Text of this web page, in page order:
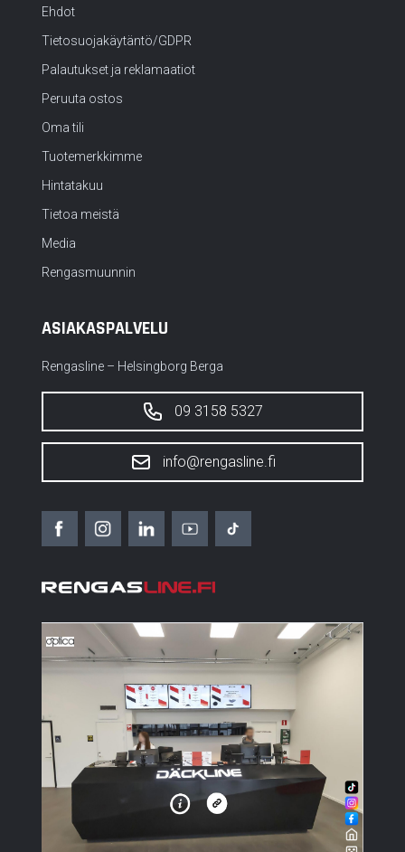
Ehdot
Tietosuojakäytäntö/GDPR
Palautukset ja reklamaatiot
Peruuta ostos
Oma tili
Tuotemerkkimme
Hintatakuu
Tietoa meistä
Media
Rengasmuunnin
ASIAKASPALVELU
Rengasline – Helsingborg Berga
09 3158 5327
info@rengasline.fi